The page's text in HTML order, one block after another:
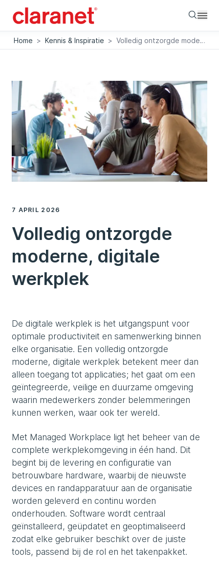
Home > Kennis & Inspiratie > Volledig ontzorgde moderne, digitale werkplek
7 APRIL 2026
Volledig ontzorgde
moderne, digitale
werkplek
De digitale werkplek is het uitgangspunt voor
optimale productiviteit en samenwerking binnen
elke organisatie. Een volledig ontzorgde
moderne, digitale werkplek betekent meer dan
alleen toegang tot applicaties; het gaat om een
geïntegreerde, veilige en duurzame omgeving
waarin medewerkers zonder belemmeringen
kunnen werken, waar ook ter wereld.
Met Managed Workplace ligt het beheer van de
complete werkplekomgeving in één hand. Dit
begint bij de levering en configuratie van
betrouwbare hardware, waarbij de nieuwste
devices en randapparatuur aan de organisatie
worden geleverd en continu worden
onderhouden. Software wordt centraal
geïnstalleerd, geüpdatet en geoptimaliseerd
zodat elke gebruiker beschikt over de juiste
tools, passend bij de rol en het takenpakket.